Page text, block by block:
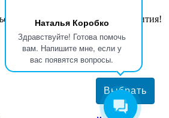
Наталья Коробко
Здравствуйте! Готова помочь
вам. Напишите мне, если у
вас появятся вопросы.
и сладости, для отличного чаепития!
1859 руб